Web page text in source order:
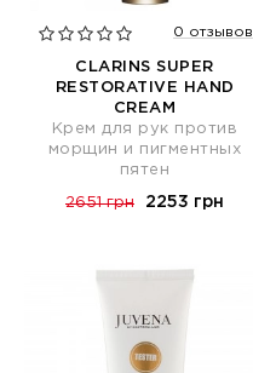
0 отзывов
CLARINS SUPER
RESTORATIVE HAND
CREAM
Крем для рук против
морщин и пигментных
пятен
2651 грн 2253 грн